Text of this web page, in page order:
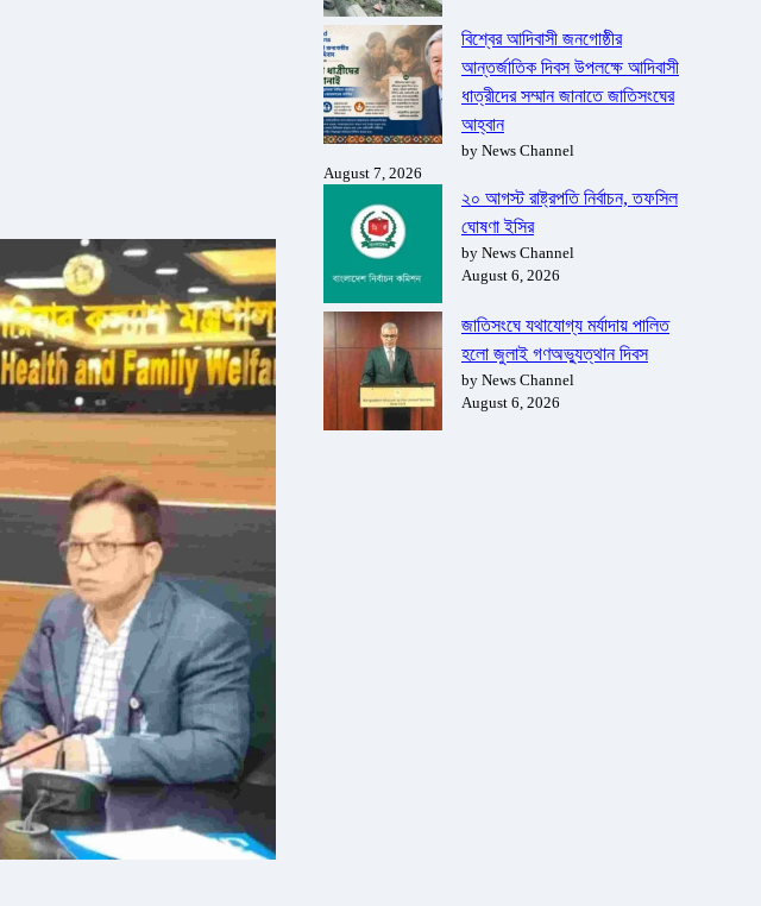
বিশ্বের আদিবাসী জনগোষ্ঠীর
আন্তর্জাতিক দিবস উপলক্ষে আদিবাসী
ধাত্রীদের সম্মান জানাতে জাতিসংঘের
আহ্বান
by News Channel
August 7, 2026
২০ আগস্ট রাষ্ট্রপতি নির্বাচন, তফসিল
ঘোষণা ইসির
by News Channel
August 6, 2026
জাতিসংঘে যথাযোগ্য মর্যাদায় পালিত
হলো জুলাই গণঅভ্যুত্থান দিবস
by News Channel
August 6, 2026